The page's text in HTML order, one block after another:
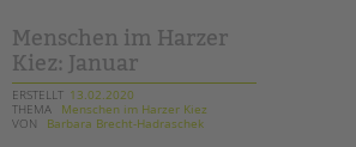
unkuerzbar
Briefe an Kai
PRESSE
Menschen im Harzer
Kiez: Januar
ERSTELLT 13.02.2020
THEMA
Menschen im Harzer Kiez
VON
Barbara Brecht-Hadraschek